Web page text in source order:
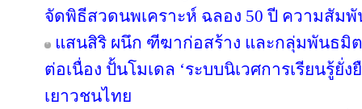
จัดพิธีสวดนพเคราะห์ ฉลอง 50 ปี ความสัม
แสนสิริ ผนึก ฑีฆาก่อสร้าง และกลุ่มพันธมิ
ต่อเนื่อง ปั้นโมเดล ‘ระบบนิเวศการเรียนรู้
เยาวชนไทย